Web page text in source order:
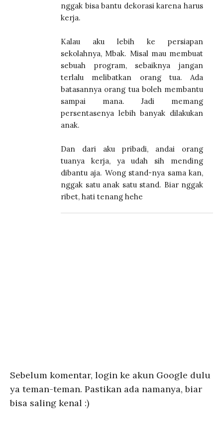
nggak bisa bantu dekorasi karena harus
kerja.
Kalau aku lebih ke persiapan
sekolahnya, Mbak. Misal mau membuat
sebuah program, sebaiknya jangan
terlalu melibatkan orang tua. Ada
batasannya orang tua boleh membantu
sampai mana. Jadi memang
persentasenya lebih banyak dilakukan
anak.
Dan dari aku pribadi, andai orang
tuanya kerja, ya udah sih mending
dibantu aja. Wong stand-nya sama kan,
nggak satu anak satu stand. Biar nggak
ribet, hati tenang hehe
Sebelum komentar, login ke akun Google dulu
ya teman-teman. Pastikan ada namanya, biar
bisa saling kenal :)